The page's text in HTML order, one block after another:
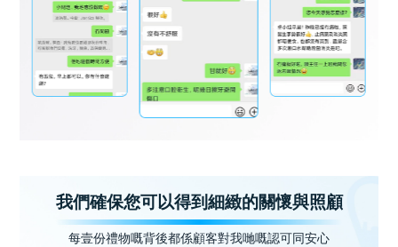
我們確保您可以得到細緻的關懷與照顧
每壹份禮物嘅背後都係顧客對我哋嘅認可同安心